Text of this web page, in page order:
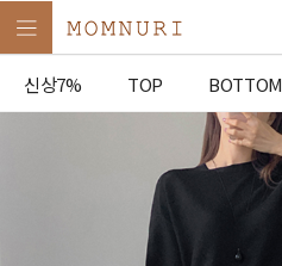
신상7% TOP BOTTOM